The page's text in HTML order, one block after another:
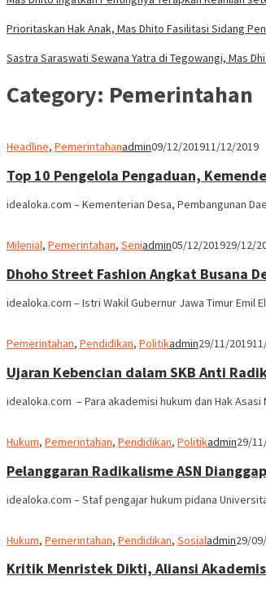
Prioritaskan Hak Anak, Mas Dhito Fasilitasi Sidang
Sastra Saraswati Sewana Yatra di Tegowangi, Mas
Category: Pemerintahan
Headline, Pemerintahanadmin09/12/201911/12/2019
Top 10 Pengelola Pengaduan,
idealoka.com – Kementerian Desa, Pembangunan
Milenial, Pemerintahan, Seniadmin05/12/201929/12/
Dhoho Street Fashion Angkat Busana
idealoka.com – Istri Wakil Gubernur Jawa Timur
Pemerintahan, Pendidikan, Politikadmin29/11/2019
Ujaran Kebencian dalam SKB Anti
idealoka.com – Para akademisi hukum dan Hak
Hukum, Pemerintahan, Pendidikan, Politikadmin29/
Pelanggaran Radikalisme ASN
idealoka.com – Staf pengajar hukum pidana
Hukum, Pemerintahan, Pendidikan, Sosialadmin29/
Kritik Menristek Dikti, Aliansi